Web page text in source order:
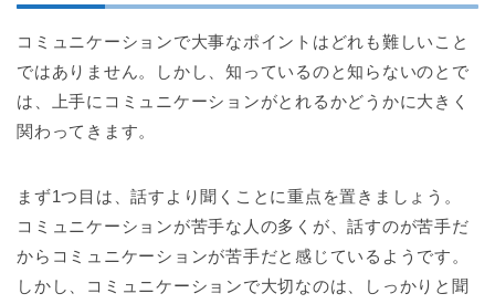
コミュニケーションで大事なポイントはどれも難しいこと
ではありません。しかし、知っているのと知らないのとで
は、上手にコミュニケーションがとれるかどうかに大きく
関わってきます。
まず1つ目は、話すより聞くことに重点を置きましょう。
コミュニケーションが苦手な人の多くが、話すのが苦手だ
からコミュニケーションが苦手だと感じているようです。
しかし、コミュニケーションで大切なのは、しっかりと聞